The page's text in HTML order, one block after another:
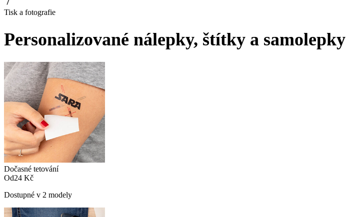
Tisk a fotografie
Personalizované nálepky, štítky a samolepky
Dočasné tetování
Od24 Kč
Dostupné v 2 modely